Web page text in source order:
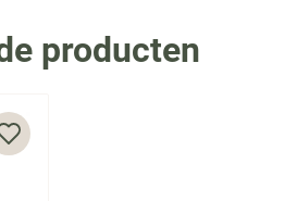
producten